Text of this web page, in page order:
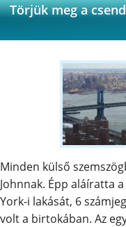
Törjük meg a
Minden külső
Johnnak. Épp aláíratta
York-i lakását, 6
volt a birtokában. Az